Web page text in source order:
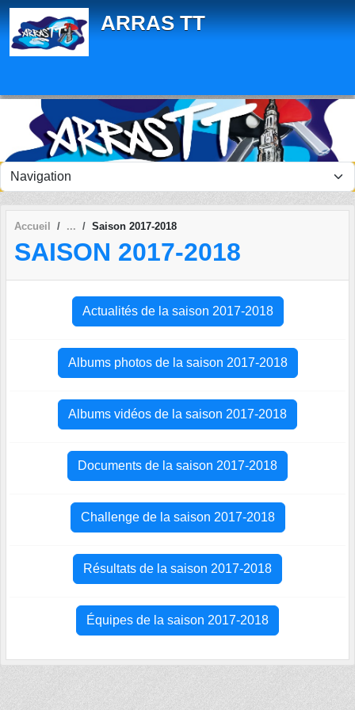
ARRAS TT
Accueil Saison 2017-2018
SAISON 2017-2018
Actualités de la saison 2017-2018
Albums photos de la saison 2017-2018
Albums vidéos de la saison 2017-2018
Documents de la saison 2017-2018
Challenge de la saison 2017-2018
Résultats de la saison 2017-2018
Équipes de la saison 2017-2018
Panneau de gestion des cookies